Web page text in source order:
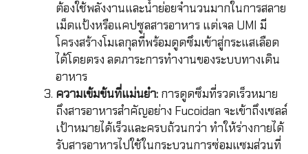
ต้องใช้พลังงานและน้ำย่อยจำนวนมากในการสลาย
เม็ดแป้งหรือแคปซูลสารอาหาร แต่เจล UMI มี
โครงสร้างโมเลกุลที่พร้อมดูดซึมเข้าสู่กระแสเลือด
ได้โดยตรง ลดภาระการทำงานของระบบทางเดิน
อาหาร
ความเข้มข้นที่แม่นยำ: การดูดซึมที่รวดเร็วหมาย
ถึงสารอาหารสำคัญอย่าง Fucoidan จะเข้าถึงเซลล์
เป้าหมายได้เร็วและครบถ้วนกว่า ทำให้ร่างกายได้
รับสารอาหารไปใช้ในกระบวนการซ่อมแซมส่วนที่